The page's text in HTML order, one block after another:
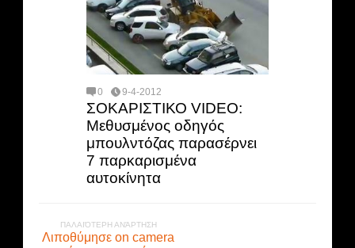
0 9-4-2012
ΣΟΚΑΡΙΣΤΙΚΟ VIDEO:
Μεθυσμένος οδηγός
μπουλντόζας παρασέρνει
7 παρκαρισμένα
αυτοκίνητα
ΠΑΛΑΙΌΤΕΡΗ ΑΝΆΡΤΗΣΗ
Λιποθύμησε on camera